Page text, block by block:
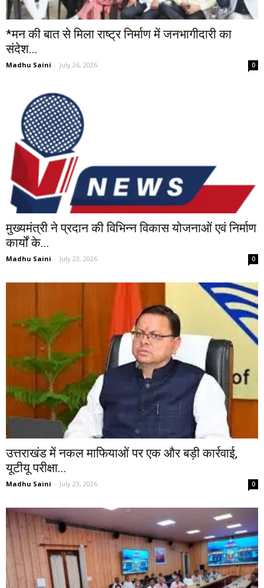
*मन की बात से मिला राष्ट्र निर्माण में जनभागीदारी का
संदेश...
Madhu Saini - July 26, 2026 0
मुख्यमंत्री ने प्रदान की विभिन्न विकास योजनाओं एवं निर्माण
कार्यों के...
Madhu Saini - July 23, 2026 0
उत्तराखंड में नकल माफियाओं पर एक और बड़ी कार्रवाई,
यूटीयू परीक्षा...
Madhu Saini - July 23, 2026 0